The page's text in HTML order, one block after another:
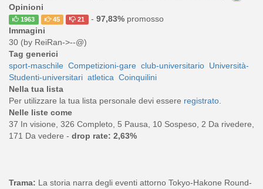
Opinioni
1963 45 21 - 97,83%promosso
Immagini
30 (by ReiRan->--@)
Tag generici
sport-maschile Competizioni-gare club-universitario Università-
Studenti-universitari atletica Coinquilini
Nella tua lista
Per utilizzare la tua lista personale devi essere registrato.
Nelle liste come
37 In visione, 326 Completo, 5 Pausa, 10 Sospeso, 2 Da rivedere,
171 Da vedere - drop rate: 2,63%
Trama: La storia narra degli eventi attorno Tokyo-Hakone Round-